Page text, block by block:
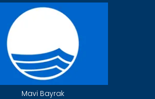
Mavi Bayrak